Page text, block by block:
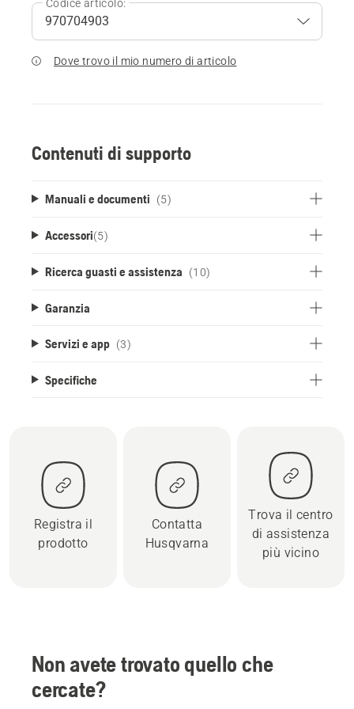
Codice articolo:
Dove trovo il mio numero di articolo
Contenuti di supporto
Manuali e documenti (5)
Accessori(5)
Ricerca guasti e assistenza (10)
Garanzia
Servizi e app (3)
Specifiche
Registra il
prodotto
Contatta
Husqvarna
Trova il centro
di assistenza
più vicino
Non avete trovato quello che
cercate?